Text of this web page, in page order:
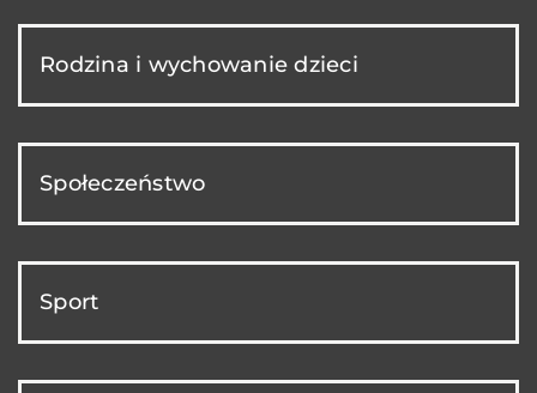
Rodzina i wychowanie dzieci
Społeczeństwo
Sport